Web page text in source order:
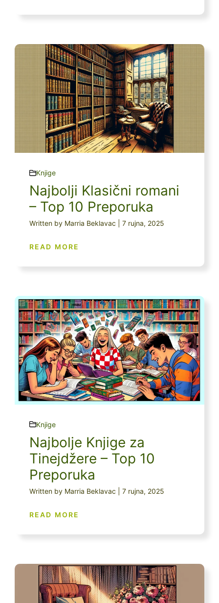
Knjige
Najbolji Klasični romani
– Top 10 Preporuka
Written by Marria Beklavac | 7 rujna, 2025
READ MORE
Knjige
Najbolje Knjige za
Tinejdžere – Top 10
Preporuka
Written by Marria Beklavac | 7 rujna, 2025
READ MORE